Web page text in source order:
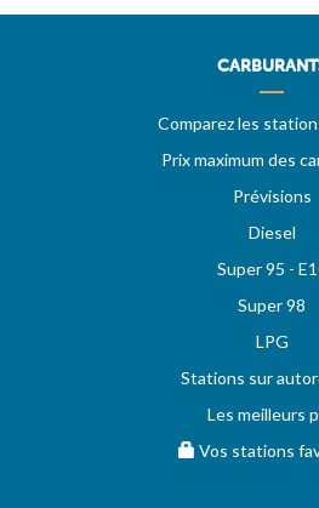
Comparez les
Prix maximum des
Prévisions
Diesel
Super 95 -
Super 98
LPG
Stations sur
Les meilleurs
Vos stations